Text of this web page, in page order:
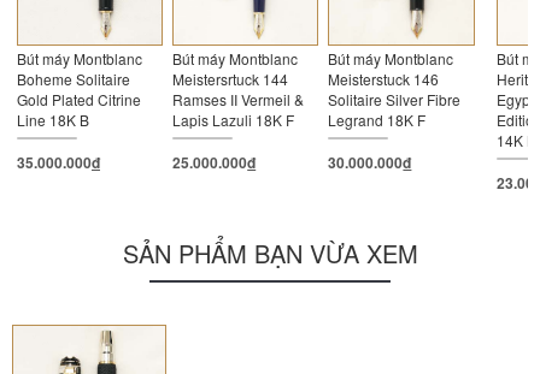
Bút máy Montblanc
Boheme Solitaire
Gold Plated Citrine
Line 18K B
35.000.000đ
Bút máy Montblanc
Meistersrtuck 144
Ramses II Vermeil &
Lapis Lazuli 18K F
25.000.000đ
Bút máy Montblanc
Meisterstuck 146
Solitaire Silver Fibre
Legrand 18K F
30.000.000đ
Bút
14K M
SẢN PHẨM BẠN VỪA XEM